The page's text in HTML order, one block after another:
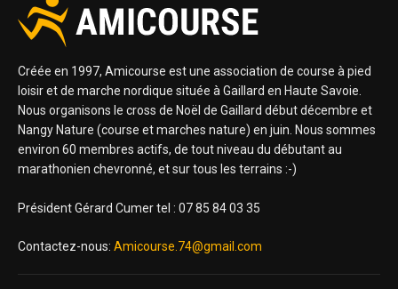
Créée en 1997, Amicourse est une association de course à pied
loisir et de marche nordique située à Gaillard en Haute Savoie.
Nous organisons le cross de Noël de Gaillard début décembre et
Nangy Nature (course et marches nature) en juin. Nous sommes
environ 60 membres actifs, de tout niveau du débutant au
marathonien chevronné, et sur tous les terrains :-)
Président Gérard Cumer tel : 07 85 84 03 35
Contactez-nous: Amicourse.74@gmail.com